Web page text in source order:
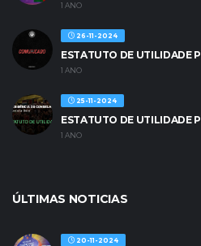
1 ANO
26-11-2024
ESTATUTO DE UTILIDADE
1 ANO
25-11-2024
ESTATUTO DE UTILIDADE
1 ANO
ÚLTIMAS NOTICIAS
20-11-2024